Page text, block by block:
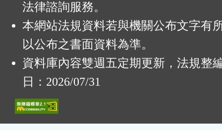
法律諮詢服務。
本網站法規資料若與機關公布文字有
以公布之書面資料為準。
資料庫內容雙週五定期更新，法規整
日：2026/07/31